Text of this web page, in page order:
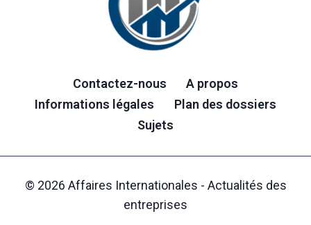
Contactez-nous
A propos
Informations légales
Plan des dossiers
Sujets
© 2026 Affaires Internationales - Actualités des
entreprises